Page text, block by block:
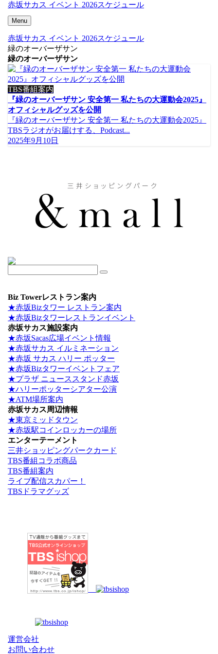
赤坂サカス イベント 2026スケジュール
Menu
赤坂サカス イベント 2026スケジュール
緑のオーバーザサン
緑のオーバーザサン
TBS番組案内
『緑のオーバーザサン 安全第一 私たちの大運動会2025』
オフィシャルグッズを公開
『緑のオーバーザサン 安全第一 私たちの大運動会2025』
TBSラジオがお届けする、Podcast...
2025年9月10日
Biz Towerレストラン案内
★赤坂Bizタワー レストラン案内
★赤坂Bizタワーレストランイベント
赤坂サカス施設案内
★赤坂Sacas広場イベント情報
★赤坂サカス イルミネーション
★赤坂 サカス ハリー ポッター
★赤坂Bizタワーイベントフェア
★プラザ ニューススタンド赤坂
★ハリーポッターシアター公演
★ATM場所案内
赤坂サカス周辺情報
★東京ミッドタウン
★赤坂駅コインロッカーの場所
エンターテーメント
三井ショッピングパークカード
TBS番組コラボ商品
TBS番組案内
ライブ配信スカパー！
TBSドラマグッズ
運営会社
お問い合わせ